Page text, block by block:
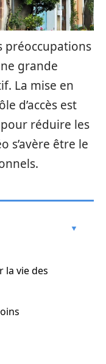
préoccupations
grande
La mise en
d’accès est
pour réduire les
s’avère être le
la vie des